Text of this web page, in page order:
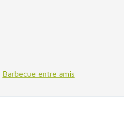
Barbecue entre amis